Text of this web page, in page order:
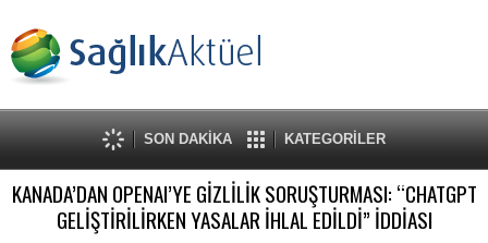
SON DAKİKA KATEGORİLER
KANADA’DAN OPENAI’YE GİZLİLİK SORUŞTURMASI: “CHATGPT
GELİŞTİRİLİRKEN YASALAR İHLAL EDİLDİ” İDDİASI